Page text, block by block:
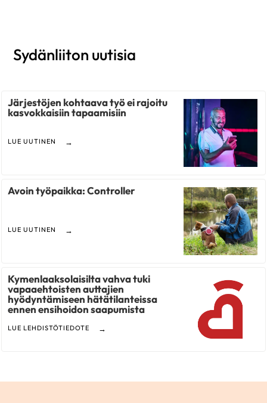
Sydänliiton uutisia
Järjestöjen kohtaava työ ei rajoitu
kasvokkaisiin tapaamisiin
LUE UUTINEN
Avoin työpaikka: Controller
LUE UUTINEN
Kymenlaaksolaisilta vahva tuki
vapaaehtoisten auttajien
hyödyntämiseen hätätilanteissa
ennen ensihoidon saapumista
LUE LEHDISTÖTIEDOTE